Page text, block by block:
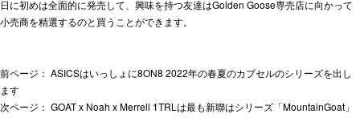
日に初めは全面的に発売して、興味を持つ友達はGolden Goose専売店に向かって
小売商を精選するのと買うことができます。
前ページ： ASICSはいっしょに8ON8 2022年の春夏のカプセルのシリーズを出し
ます
次ページ： GOAT x Noah x Merrell 1TRLは最も新聯はシリーズ「MountainGoat」